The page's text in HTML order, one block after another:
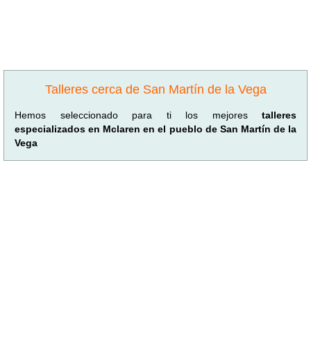
Talleres cerca de San Martín de la Vega
Hemos seleccionado para ti los mejores talleres
especializados en Mclaren en el pueblo de San Martín de la
Vega